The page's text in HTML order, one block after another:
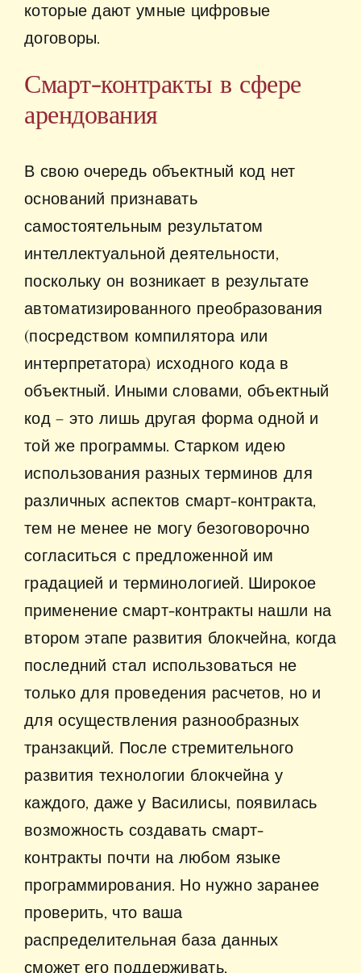
которые дают умные цифровые
договоры.
Смарт-контракты в сфере
арендования
В свою очередь объектный код нет
оснований признавать
самостоятельным результатом
интеллектуальной деятельности,
поскольку он возникает в результате
автоматизированного преобразования
(посредством компилятора или
интерпретатора) исходного кода в
объектный. Иными словами, объектный
код – это лишь другая форма одной и
той же программы. Старком идею
использования разных терминов для
различных аспектов смарт-контракта,
тем не менее не могу безоговорочно
согласиться с предложенной им
градацией и терминологией. Широкое
применение смарт-контракты нашли на
втором этапе развития блокчейна, когда
последний стал использоваться не
только для проведения расчетов, но и
для осуществления разнообразных
транзакций. После стремительного
развития технологии блокчейна у
каждого, даже у Василисы, появилась
возможность создавать смарт-
контракты почти на любом языке
программирования. Но нужно заранее
проверить, что ваша
распределительная база данных
сможет его поддерживать.